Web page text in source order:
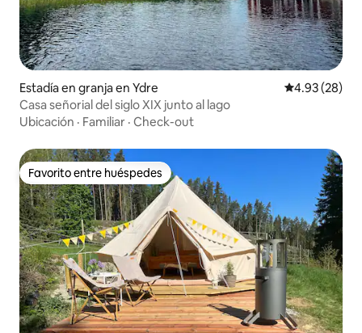
Estadía en granja en Ydre Calificación
4.93 (28)
Casa señorial del siglo XIX junto al lago
Ubicación · Familiar · Check-out
Favorito entre huéspedes
Favorito entre huéspedes